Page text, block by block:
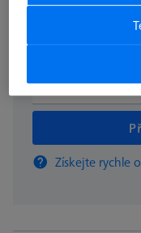
Získejte rychle